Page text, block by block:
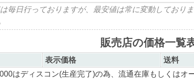
毎日行っておりますが、最安値は常に変動しており
販売店の価格一覧
表示価格 送料
はディスコン(生産完了)の為、流通在庫もしくはオ